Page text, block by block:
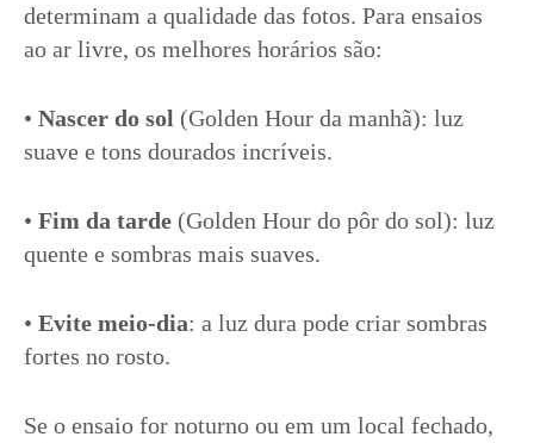
determinam a qualidade das fotos. Para ensaios
ao ar livre, os melhores horários são:
• Nascer do sol (Golden Hour da manhã): luz
suave e tons dourados incríveis.
• Fim da tarde (Golden Hour do pôr do sol): luz
quente e sombras mais suaves.
• Evite meio-dia: a luz dura pode criar sombras
fortes no rosto.
Se o ensaio for noturno ou em um local fechado,